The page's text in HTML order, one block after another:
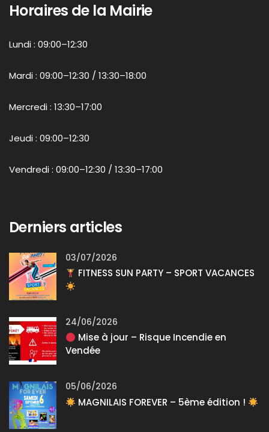
Horaires de la Mairie
Lundi : 09:00–12:30
Mardi : 09:00–12:30 / 13:30–18:00
Mercredi : 13:30–17:00
Jeudi : 09:00–12:30
Vendredi : 09:00–12:30 / 13:30–17:00
Derniers articles
03/07/2026
FITNESS SUN PARTY – SPORT VACANCES
24/06/2026
Mise à jour – Risque Incendie en
Vendée
05/06/2026
MAGNILAIS FOREVER – 5ème édition !